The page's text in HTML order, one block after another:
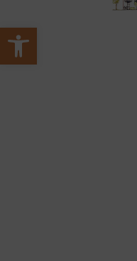
Apri la barra degli strumenti